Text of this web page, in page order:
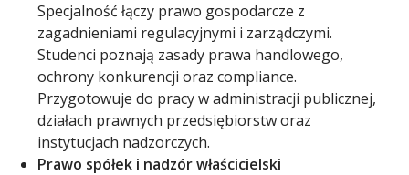
Specjalność łączy prawo gospodarcze z
zagadnieniami regulacyjnymi i zarządczymi.
Studenci poznają zasady prawa handlowego,
ochrony konkurencji oraz compliance.
Przygotowuje do pracy w administracji publicznej,
działach prawnych przedsiębiorstw oraz
instytucjach nadzorczych.
Prawo spółek i nadzór właścicielski